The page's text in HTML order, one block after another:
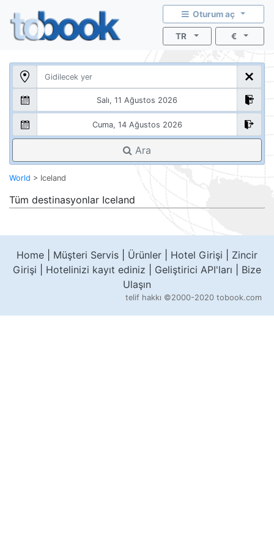
Oturum aç
TR €
Ara
World > Iceland
Tüm destinasyonlar Iceland
Home Müşteri Servis Ürünler Hotel Girişi
Zincir
Girişi
Hotelinizi kayıt ediniz Geliştirici API'ları
Bize
Ulaşın
telif hakkı ©2000-2020 tobook.com